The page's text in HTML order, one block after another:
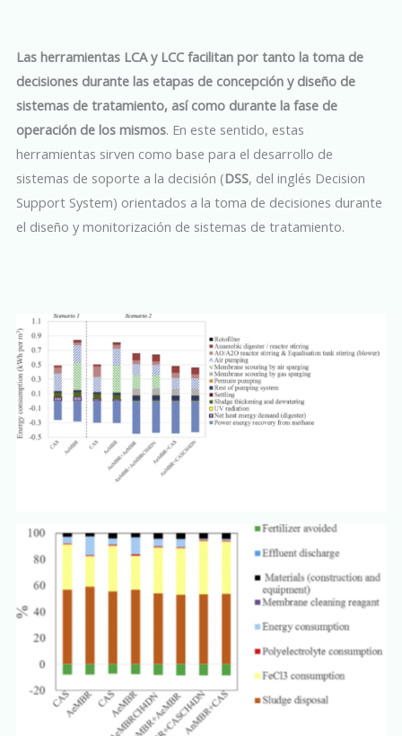
Las herramientas LCA y LCC facilitan por tanto la toma de
decisiones durante las etapas de concepción y diseño de
sistemas de tratamiento, así como durante la fase de
operación de los mismos. En este sentido, estas
herramientas sirven como base para el desarrollo de
sistemas de soporte a la decisión (DSS, del inglés Decision
Support System) orientados a la toma de decisiones durante
el diseño y monitorización de sistemas de tratamiento.